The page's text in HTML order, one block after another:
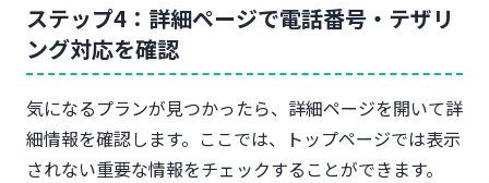
ステップ4：詳細ページで電話番号・テザリ
ング対応を確認
気になるプランが見つかったら、詳細ページを開いて詳
細情報を確認します。ここでは、トップページでは表示
されない重要な情報をチェックすることができます。